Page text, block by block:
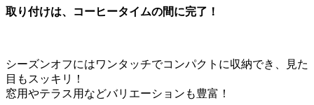
取り付けは、コーヒータイムの間に完了！
シーズンオフにはワンタッチでコンパクトに収納でき、見た
目もスッキリ！
窓用やテラス用などバリエーションも豊富！